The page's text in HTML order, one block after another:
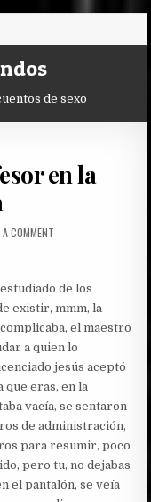
de sexo
en la
A COMMENT
EN
LA
BIBLIOTECA
de los
existir, mmm, la
el maestro
a quien lo
jesús aceptó
que eras, en la
vacía, se sentaron
de administración,
para resumir, poco
pero tu, no dejabas
el pantalón, se veía